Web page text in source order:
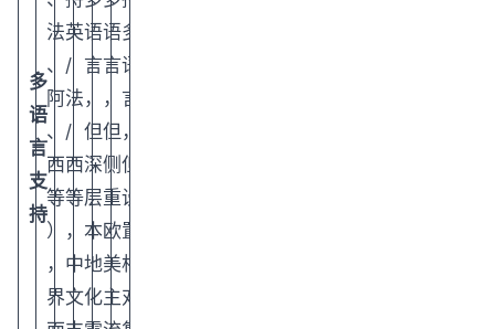
多
语
言
支
持
法
、
阿
、
西
等
）
，
界
英
/
法
/
西
等
，
中
文
语
言
，
但
深
层
本
地
化
语
言
，
但
侧
重
欧
美
主
多
语
言
，
但
设
置
相
对